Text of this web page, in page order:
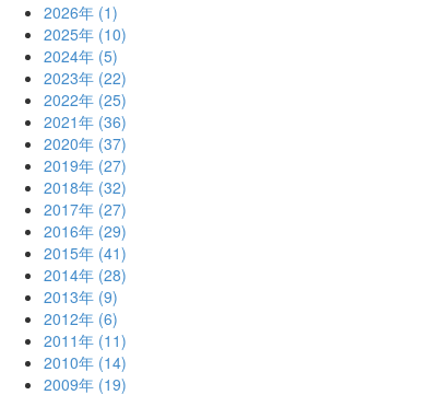
2026年 (1)
2025年 (10)
2024年 (5)
2023年 (22)
2022年 (25)
2021年 (36)
2020年 (37)
2019年 (27)
2018年 (32)
2017年 (27)
2016年 (29)
2015年 (41)
2014年 (28)
2013年 (9)
2012年 (6)
2011年 (11)
2010年 (14)
2009年 (19)